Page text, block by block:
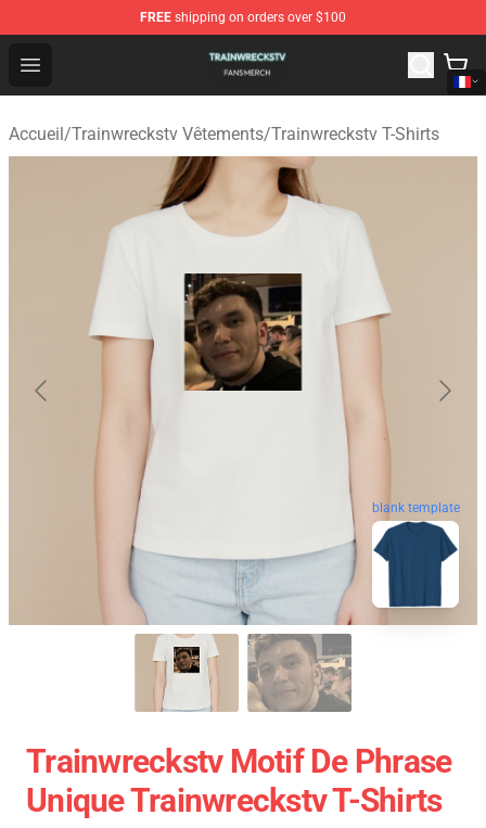
FREE shipping on orders over $100
Open menu
Trainwreckstv Shop - Official Trainwreckstv
Accueil/Trainwreckstv Vêtements/Trainwreckstv T-Shirts
blank template
Trainwreckstv Motif De Phrase
Unique Trainwreckstv T-Shirts